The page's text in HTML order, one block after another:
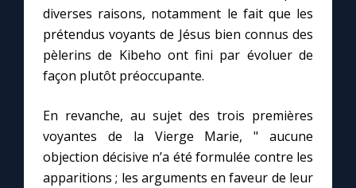
diverses raisons, notamment le fait que les
prétendus voyants de Jésus bien connus des
pèlerins de Kibeho ont fini par évoluer de
façon plutôt préoccupante.
En revanche, au sujet des trois premières
voyantes de la Vierge Marie, " aucune
objection décisive n’a été formulée contre les
apparitions ; les arguments en faveur de leur